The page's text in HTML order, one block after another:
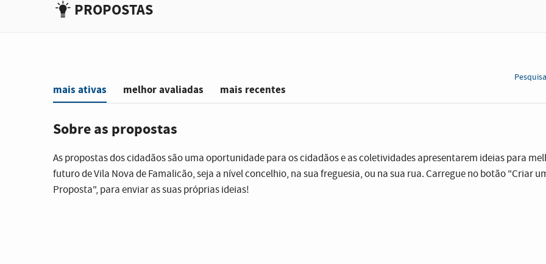
PROPOSTAS
mais ativas melhor avaliadas mais recentes
Sobre as propostas
As propostas dos cidadãos são uma oportunidade para os cidadãos e as coletividades apresentarem ideias para
futuro de Vila Nova de Famalicão, seja a nível concelhio, na sua freguesia, ou na sua rua. Carregue no botão "Criar
Proposta", para enviar as suas próprias ideias!